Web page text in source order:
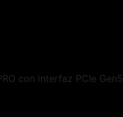
con interfaz PCIe Gen5